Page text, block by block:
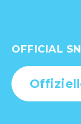
OFFICIAL